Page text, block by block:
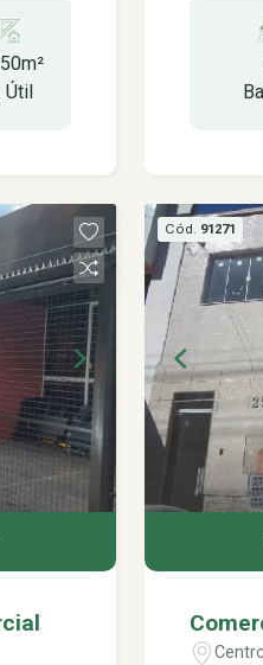
de
de
Útil
frente ampla. Amplo
com
grande
-01
Cód. 91271